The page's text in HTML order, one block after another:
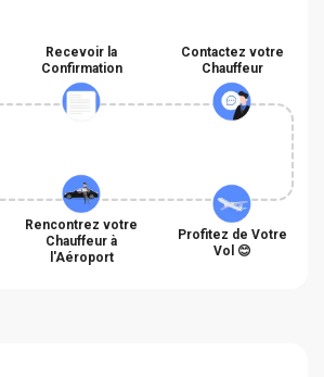
Recevoir la
Confirmation
Contactez votre
Chauffeur
Rencontrez votre
Chauffeur à
l'Aéroport
Profitez de Votre
Vol 😊